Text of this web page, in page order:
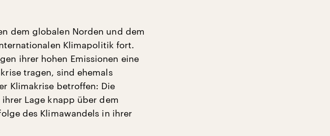
dem globalen Norden und dem
Klimapolitik fort.
ihrer hohen Emissionen eine
tragen, sind ehemals
Klimakrise betroffen: Die
Lage knapp über dem
des Klimawandels in ihrer